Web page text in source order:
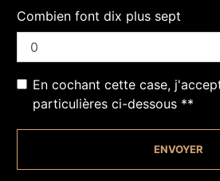
Combien font dix plus sept
En cochant cette case,
particulières ci-dessous **
ENVOYER